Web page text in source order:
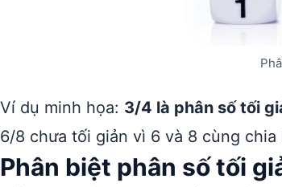
Ví dụ minh họa: 3/4 là phân số tối
6/8 chưa tối giản vì 6 và 8 cùng
Phân biệt phân số tối